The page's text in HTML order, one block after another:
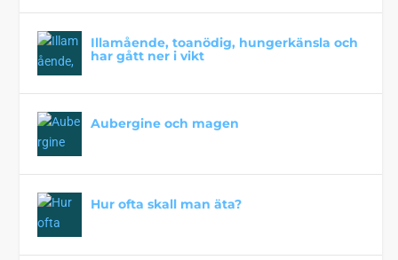
Illamående, toanödig, hungerkänsla och
har gått ner i vikt
Aubergine och magen
Hur ofta skall man äta?